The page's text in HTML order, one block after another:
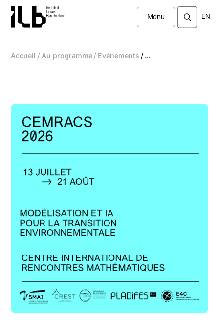
Institut
Louis
Bachelier
Menu EN
Accueil / Au programme/ Évènements / ...